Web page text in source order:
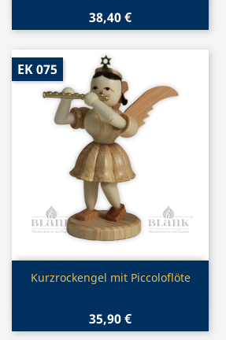
38,40 €
Vorschau
Kurzrockengel mit Piccoloflöte
35,90 €
EK 075